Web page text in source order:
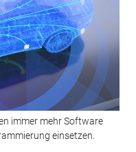
immer mehr Software
einsetzen.